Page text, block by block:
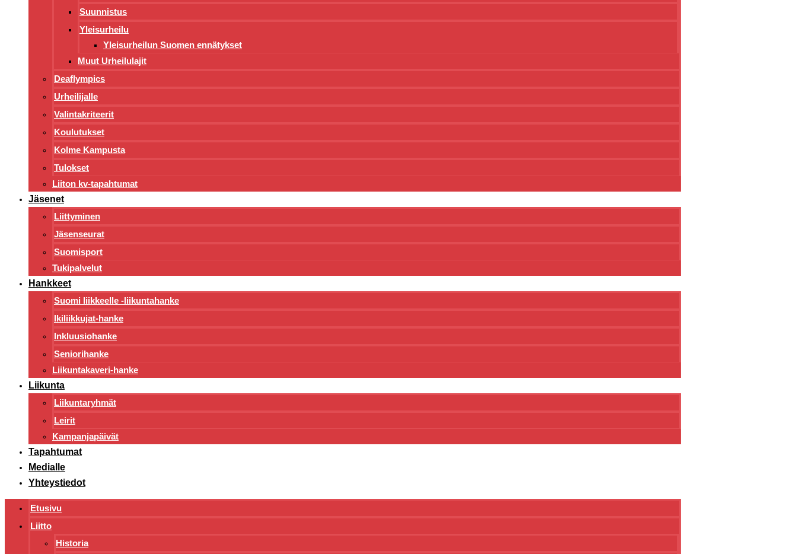
Suunnistus
Yleisurheilu
Yleisurheilun Suomen ennätykset
Muut Urheilulajit
Deaflympics
Urheilijalle
Valintakriteerit
Koulutukset
Kolme Kampusta
Tulokset
Liiton kv-tapahtumat
Jäsenet
Liittyminen
Jäsenseurat
Suomisport
Tukipalvelut
Hankkeet
Suomi liikkeelle -liikuntahanke
Ikiliikkujat-hanke
Inkluusiohanke
Seniorihanke
Liikuntakaveri-hanke
Liikunta
Liikuntaryhmät
Leirit
Kampanjapäivät
Tapahtumat
Medialle
Yhteystiedot
Etusivu
Liitto
Historia